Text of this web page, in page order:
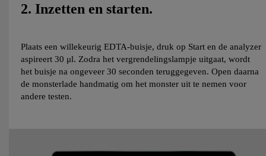
2. Inzetten en starten.
Plaats een willekeurig EDTA-buisje, druk op Start en de analyzer
aspireert 30 μl. Zodra het vergrendelingslampje uitgaat, wordt
het buisje na ongeveer 30 seconden teruggegeven. Open daarna
de monsterlade handmatig om het monster uit te nemen voor
andere testen.